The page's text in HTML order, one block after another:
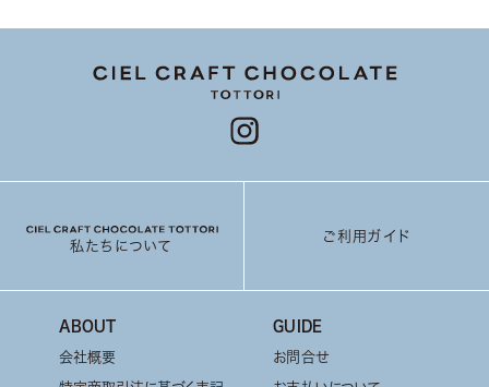
私たちについて
ご利用ガイド
ABOUT
会社概要
GUIDE
お問合せ